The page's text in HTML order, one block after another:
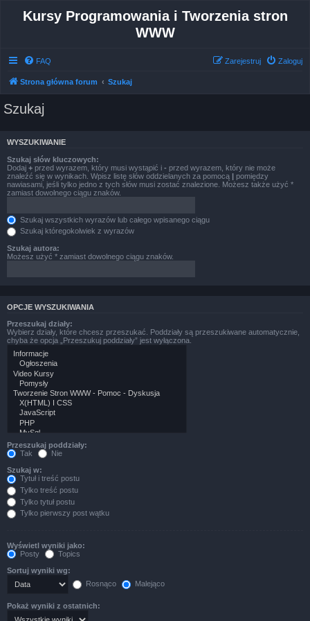
Kursy Programowania i Tworzenia stron
WWW
FAQ Zaloguj
Zarejestruj
Strona główna forum Szukaj
Szukaj
WYSZUKIWANIE
Szukaj słów kluczowych:
Dodaj + przed wyrazem, który musi wystąpić i - przed wyrazem, który nie może
znaleźć się w wynikach. Wpisz listę słów oddzielanych za pomocą | pomiędzy
nawiasami, jeśli tylko jedno z tych słów musi zostać znalezione. Możesz także użyć *
zamiast dowolnego ciągu znaków.
Szukaj wszystkich wyrazów lub całego wpisanego ciągu
Szukaj któregokolwiek z wyrazów
Szukaj autora:
Możesz użyć * zamiast dowolnego ciągu znaków.
OPCJE WYSZUKIWANIA
Przeszukaj działy:
Wybierz działy, które chcesz przeszukać. Poddziały są przeszukiwane automatycznie,
chyba że opcja „Przeszukuj poddziały” jest wyłączona.
Przeszukaj poddziały:
Tak
Nie
Szukaj w:
Tytuł i treść postu
Tylko treść postu
Tylko tytuł postu
Tylko pierwszy post wątku
Wyświetl wyniki jako:
Posty
Topics
Sortuj wyniki wg:
Rosnąco
Malejąco
Pokaż wyniki z ostatnich: